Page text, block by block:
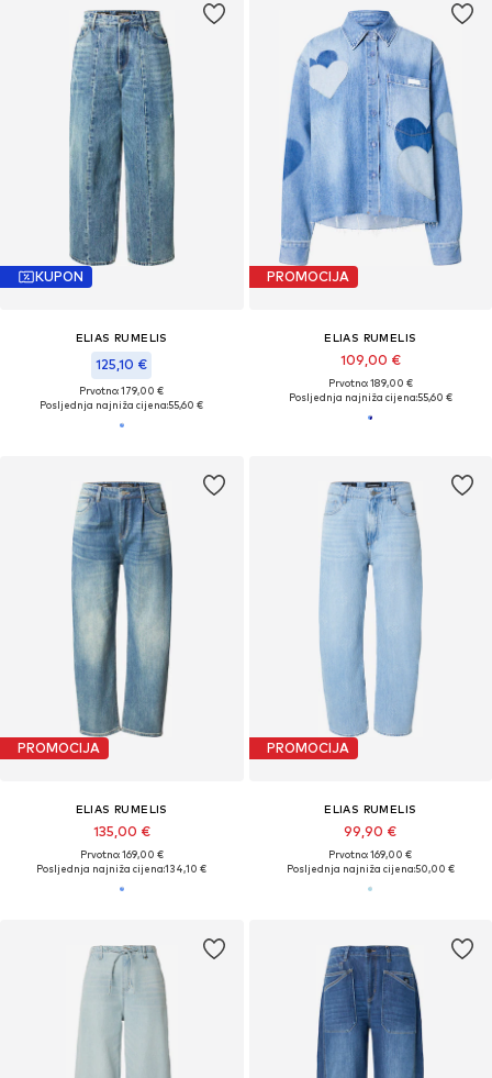
KUPON
ELIAS RUMELIS
125,10 €
Prvotno: 179,00 €
Posljednja najniža cijena:55,60 €
PROMOCIJA
ELIAS RUMELIS
109,00 €
Prvotno: 189,00 €
Posljednja najniža cijena:55,60 €
PROMOCIJA
ELIAS RUMELIS
135,00 €
Prvotno: 169,00 €
Posljednja najniža cijena:134,10 €
PROMOCIJA
ELIAS RUMELIS
99,90 €
Prvotno: 169,00 €
Posljednja najniža cijena:50,00 €